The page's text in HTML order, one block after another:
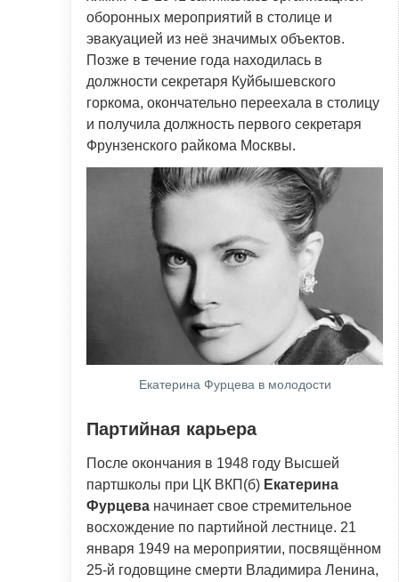
оборонных мероприятий в столице и
эвакуацией из неё значимых объектов.
Позже в течение года находилась в
должности секретаря Куйбышевского
горкома, окончательно переехала в столицу
и получила должность первого секретаря
Фрунзенского райкома Москвы.
Екатерина Фурцева в молодости
Партийная карьера
После окончания в 1948 году Высшей
партшколы при ЦК ВКП(б) Екатерина
Фурцева начинает свое стремительное
восхождение по партийной лестнице. 21
января 1949 на мероприятии, посвящённом
25-й годовщине смерти Владимира Ленина,